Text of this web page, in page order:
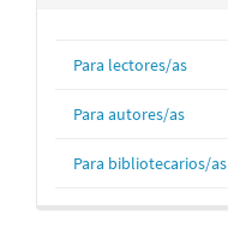
Para lectores/as
Para autores/as
Para bibliotecarios/as